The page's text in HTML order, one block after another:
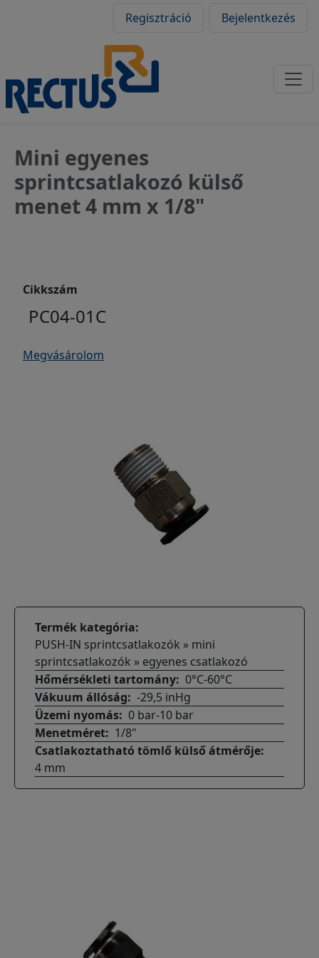
Felhasználói fiókRegisztráció Bejelentkezés
Mini egyenes
sprintcsatlakozó külső
menet 4 mm x 1/8"
Cikkszám
PC04-01C
Megvásárolom
Termék kategória
PUSH-IN sprintcsatlakozók » mini
sprintcsatlakozók » egyenes csatlakozó
Hőmérsékleti tartomány
0°C-60°C
Vákuum állóság
-29,5 inHg
Üzemi nyomás
0 bar-10 bar
Menetméret
1/8"
Csatlakoztatható tömlő külső átmérője
4 mm